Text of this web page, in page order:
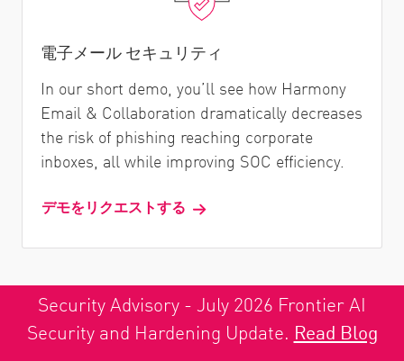
電子メール セキュリティ
In our short demo, you’ll see how Harmony
Email & Collaboration dramatically decreases
the risk of phishing reaching corporate
inboxes, all while improving SOC efficiency.
デモをリクエストする
Security Advisory - July 2026 Frontier AI
Security and Hardening Update. Read Blog